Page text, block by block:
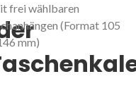
frei wählbaren
(Format 105
mm)